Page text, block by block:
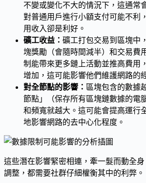
不變或變化不大的情況下，這通常
對普通用戶進行小額支付可能不利
用收入卻是利好。
礦工收益： 礦工打包交易到區塊中
塊獎勵（會隨時間減半）和交易費
制能帶來更多鏈上活動並推高費用
增加，這可能影響他們維護網路的
對全節點的影響： 區塊包含的數據
節點」（保存所有區塊鏈數據的電
和頻寬就越大。這可能會提高運行
地影響網路的去中心化程度。
這些潛在影響緊密相連，牽一髮而動全
調整，都需要社群仔細權衡其中的利弊。